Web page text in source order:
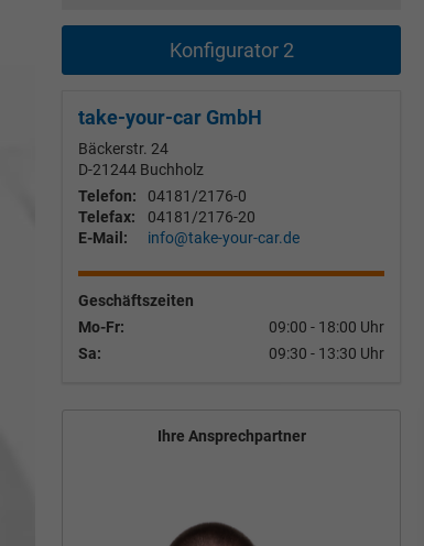
Konfigurator 2
take-your-car GmbH
Bäckerstr. 24
D-21244 Buchholz
Telefon:
04181/2176-0
Telefax:
04181/2176-20
E-Mail:
info@take-your-car.de
Geschäftszeiten
Mo-Fr:
09:00 - 18:00 Uhr
Sa:
09:30 - 13:30 Uhr
Ihre Ansprechpartner